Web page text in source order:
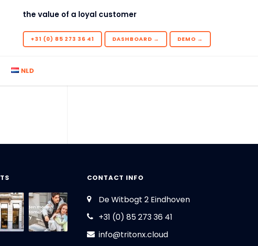
the value of a loyal customer
DEMO →
DASHBOARD →
+31 (0) 85 273 36 41
NLD
CONTACT INFO
De Witbogt 2 Eindhoven
+31 (0) 85 273 36 41
info@tritonx.cloud